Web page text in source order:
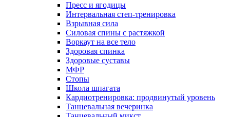
Пресс и ягодицы
Интервальная степ-тренировка
Взрывная сила
Силовая спины с растяжкой
Воркаут на все тело
Здоровая спинка
Здоровые суставы
МФР
Стопы
Школа шпагата
Кардиотренировка: продвинутый уровень
Танцевальная вечеринка